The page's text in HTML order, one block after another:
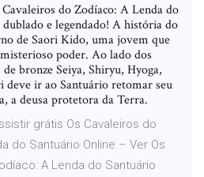
do Zodíaco: A Lenda do
e legendado! A história do
de Saori Kido, uma jovem que
poder. Ao lado dos
bronze Seiya, Shiryu, Hyoga,
deve ir ao Santuário retomar seu
a deusa protetora da Terra.
grátis Os Cavaleiros do
do Santuário Online – Ver Os
A Lenda do Santuário